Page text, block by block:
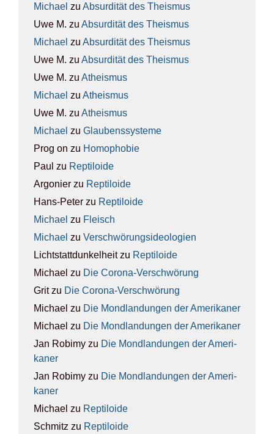
Michael zu Absur­di­tät des The­is­mus
Uwe M. zu Absur­di­tät des The­is­mus
Michael zu Absur­di­tät des The­is­mus
Uwe M. zu Absur­di­tät des The­is­mus
Uwe M. zu Athe­is­mus
Michael zu Athe­is­mus
Uwe M. zu Athe­is­mus
Michael zu Glau­bens­sys­te­me
Prog on zu Homo­pho­bie
Paul zu Rep­ti­lo­ide
Argonier zu Rep­ti­lo­ide
Hans-Peter zu Rep­ti­lo­ide
Michael zu Fleisch
Michael zu Ver­schwö­rungs­ideo­lo­gien
Lichtstattdunkelheitzu Rep­ti­lo­ide
Michael zu Die Coro­na-Ver­schwö­rung
Gritzu Die Coro­na-Ver­schwö­rung
Michael zu Die Mond­lan­dun­gen der Ame­ri­ka­ner
Michael zu Die Mond­lan­dun­gen der Ame­ri­ka­ner
Jan Robimy zu Die Mond­lan­dun­gen der Ame­ri­
ka­ner
Jan Robimy zu Die Mond­lan­dun­gen der Ame­ri­
ka­ner
Michael zu Rep­ti­lo­ide
Schmitz zu Rep­ti­lo­ide